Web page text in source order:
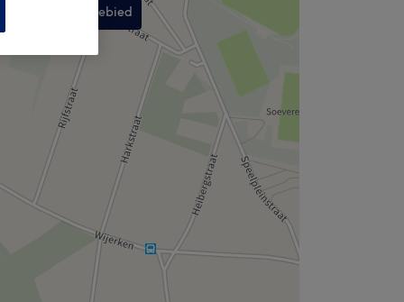
Zoek in dit gebied